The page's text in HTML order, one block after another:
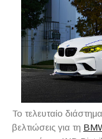
Το τελευταίο
βελτιώσεις για τη